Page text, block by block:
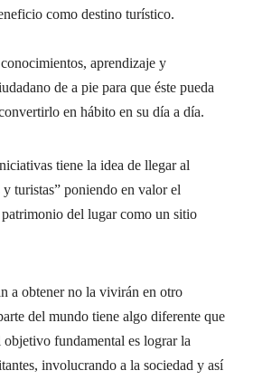
aprendizaje y
de a pie para que éste pueda
en hábito en su día a día.
tiene la idea de llegar al
turistas” poniendo en valor el
del lugar como un sitio
a obtener no la vivirán en otro
del mundo tiene algo diferente que
fundamental es lograr la
involucrando a la sociedad y así